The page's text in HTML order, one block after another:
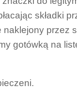
składki
przez
gotówką na